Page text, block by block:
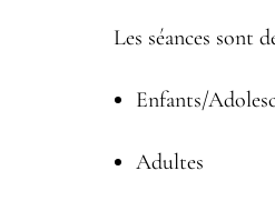
Les séances sont
Enfants/
Adultes